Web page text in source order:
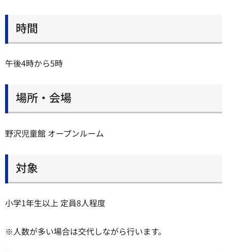
時間
午後4時から5時
場所・会場
野沢児童館 オープンルーム
対象
小学1年生以上 定員8人程度
※人数が多い場合は交代しながら行います。